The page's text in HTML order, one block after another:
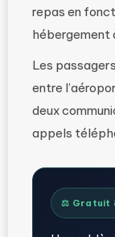
repas en
hébergement
Les
entre
deux
appels
⚖️ Gratuit